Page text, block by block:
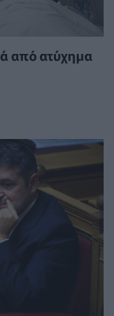
από ατύχημα